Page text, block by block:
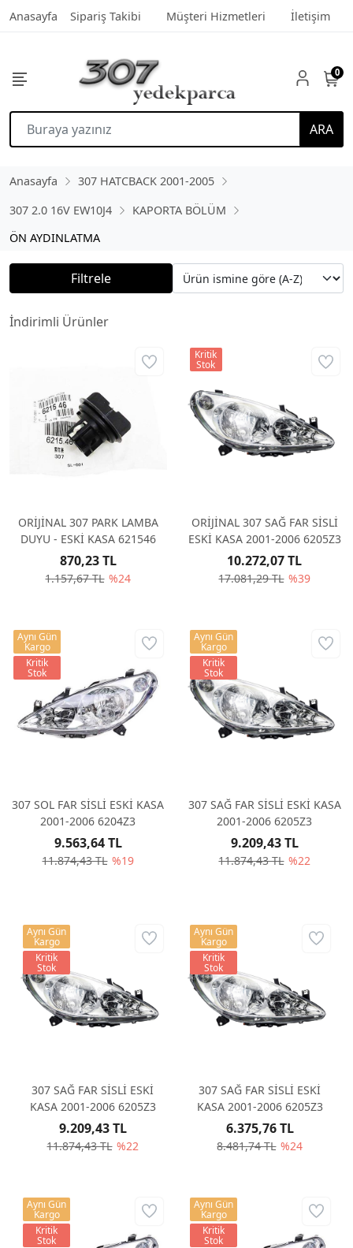
Anasayfa Sipariş Takibi Müşteri Hizmetleri İletişim
ARA
0
Anasayfa
307 HATCBACK 2001-2005
307 2.0 16V EW10J4
KAPORTA BÖLÜM
ÖN AYDINLATMA
Filtrele
İndirimli Ürünler
ORİJİNAL 307 PARK LAMBA
DUYU - ESKİ KASA 621546
1.157,67 TL %24
870,23 TL
ORİJİNAL 307 SAĞ FAR SİSLİ
ESKİ KASA 2001-2006 6205Z3
17.081,29 TL %39
10.272,07 TL
Kritik
Stok
307 SOL FAR SİSLİ ESKİ KASA
2001-2006 6204Z3
11.874,43 TL %19
9.563,64 TL
Aynı Gün
Kargo
Kritik
Stok
307 SAĞ FAR SİSLİ ESKİ KASA
2001-2006 6205Z3
11.874,43 TL %22
9.209,43 TL
Aynı Gün
Kargo
Kritik
Stok
307 SAĞ FAR SİSLİ ESKİ
KASA 2001-2006 6205Z3
11.874,43 TL %22
9.209,43 TL
Aynı Gün
Kargo
Kritik
Stok
307 SAĞ FAR SİSLİ ESKİ
KASA 2001-2006 6205Z3
8.481,74 TL %24
6.375,76 TL
Aynı Gün
Kargo
Kritik
Stok
Aynı Gün
Kargo
Kritik
Stok
Aynı Gün
Kargo
Kritik
Stok